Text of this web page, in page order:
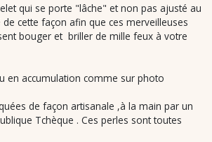
qui se porte "lâche" et non pas ajusté au
de cette façon afin que ces merveilleuses
bouger et briller de mille feux à votre
en accumulation comme sur photo
de façon artisanale ,à la main par un
Tchèque . Ces perles sont toutes